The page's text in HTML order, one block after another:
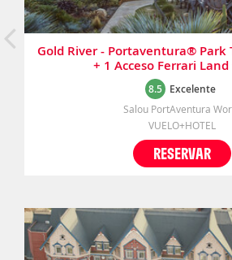
Gold River - Portaventura® Park
+ 1 Acceso Ferrari Land
8.5 Excelente
Salou PortAventura
VUELO+HOTEL
RESERVAR